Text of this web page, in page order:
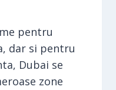
pentru
dar si pentru
Dubai se
zone